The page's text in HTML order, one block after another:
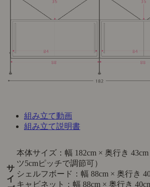
組み立て動画
組み立て説明書
サ
イ
本体サイズ：幅 182cm × 奥行き
ツ5cmピッチで調節可）
シェルフボード：幅 88cm × 奥行き
キャビネット：幅 88cm × 奥行き